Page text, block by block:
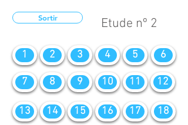
Sortir
1 2 3
7 8 9
13 14 15
Etude nº 2
4 5 6
10 11 12
16 17 18